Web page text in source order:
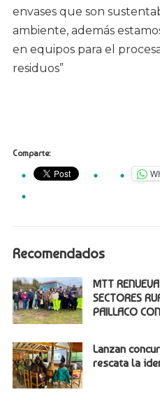
envases que son
ambiente, además
en equipos para el
residuos”
Comparte:
Recomendados
MTT
SECTORES
PAILLACO
Lanzan
rescata la